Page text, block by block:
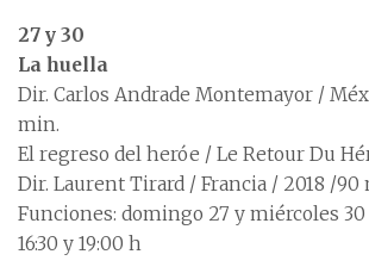
27 y 30
La huella
Dir. Carlos Andrade Montemayor /
min.
El regreso del heróe / Le Retour Du
Dir. Laurent Tirard / Francia / 2018 /90
Funciones: domingo 27 y miércoles 30 /
16:30 y 19:00 h